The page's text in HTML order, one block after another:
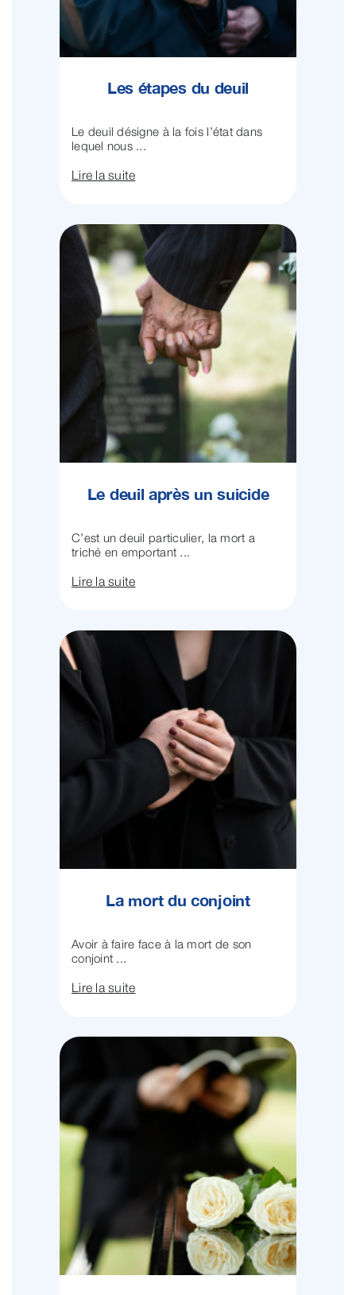
Les étapes du deuil
Le deuil désigne à la fois l’état dans
lequel nous ...
Lire la suite
Le deuil après un suicide
C’est un deuil particulier, la mort a
triché en emportant ...
Lire la suite
La mort du conjoint
Avoir à faire face à la mort de son
conjoint ...
Lire la suite